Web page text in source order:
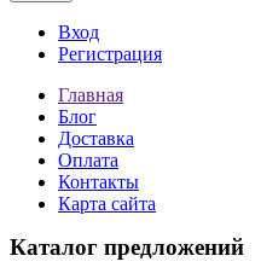
Вход
Регистрация
Главная
Блог
Доставка
Оплата
Контакты
Карта сайта
Каталог предложений